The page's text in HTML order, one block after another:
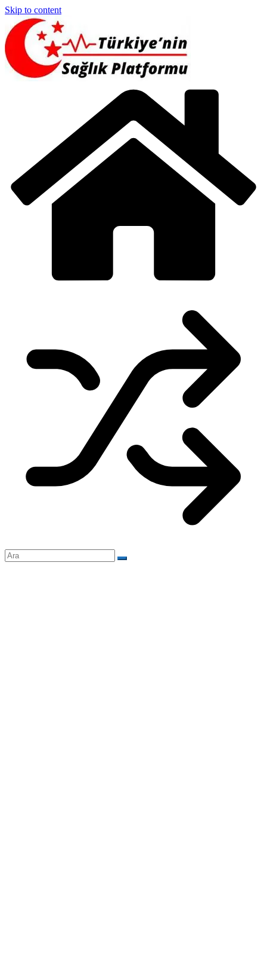
Skip to content